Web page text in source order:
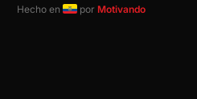
Hecho en por Motivando